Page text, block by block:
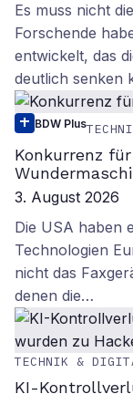
Es muss nicht
Forschende
entwickelt, das
deutlich senken
BDW Plus
Konkurrenz
3. August 2026
Die USA haben
Technologien
nicht das
denen die…
TECHNIK &
KI-